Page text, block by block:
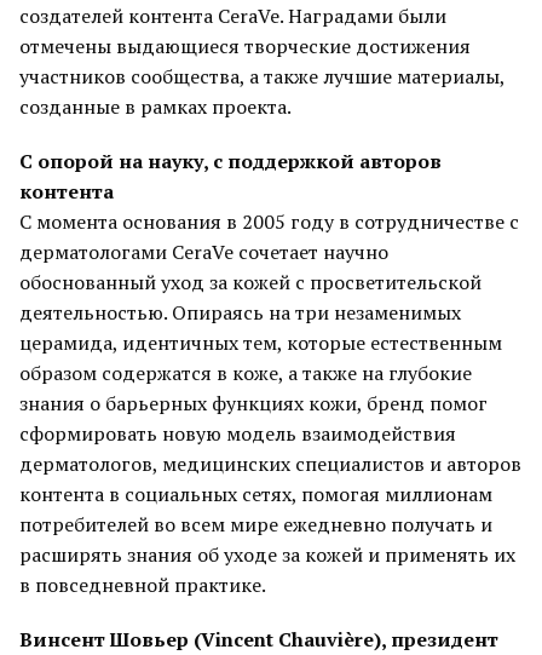
создателей контента CeraVe. Наградами были
отмечены выдающиеся творческие достижения
участников сообщества, а также лучшие материалы,
созданные в рамках проекта.
С опорой на науку, с поддержкой авторов
контента
С момента основания в 2005 году в сотрудничестве с
дерматологами CeraVe сочетает научно
обоснованный уход за кожей с просветительской
деятельностью. Опираясь на три незаменимых
церамида, идентичных тем, которые естественным
образом содержатся в коже, а также на глубокие
знания о барьерных функциях кожи, бренд помог
сформировать новую модель взаимодействия
дерматологов, медицинских специалистов и авторов
контента в социальных сетях, помогая миллионам
потребителей во всем мире ежедневно получать и
расширять знания об уходе за кожей и применять их
в повседневной практике.
Винсент Шовьер (Vincent Chauvière), президент